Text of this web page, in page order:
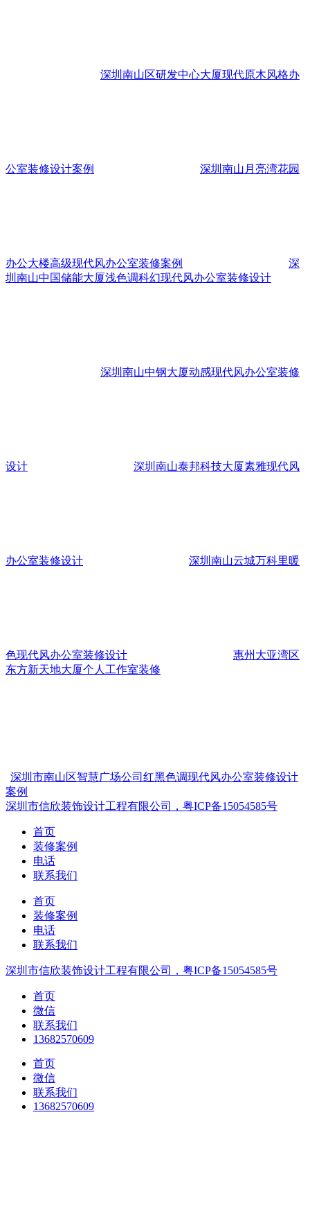
深圳南山区研发中心大厦现代原木风格办
公室装修设计案例 深圳南山月亮湾花园
办公大楼高级现代风办公室装修案例
深
圳南山中国储能大厦浅色调科幻现代风办公室装修设计
深圳南山中钢大厦动感现代风办公室装修
设计 深圳南山泰邦科技大厦素雅现代风
办公室装修设计 深圳南山云城万科里暖
色现代风办公室装修设计
惠州大亚湾区
东方新天地大厦个人工作室装修
深圳市南山区智慧广场公司红黑色调现代风办公室装修设计
案例
深圳市信欣装饰设计工程有限公司，粤ICP备15054585号
首页
装修案例
电话
联系我们
首页
装修案例
电话
联系我们
深圳市信欣装饰设计工程有限公司，粤ICP备15054585号
首页
微信
联系我们
13682570609
首页
微信
联系我们
13682570609